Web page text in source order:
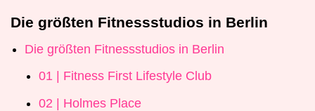
Die größten Fitnessstudios in Berlin
Die größten Fitnessstudios in Berlin
01 | Fitness First Lifestyle Club
02 | Holmes Place